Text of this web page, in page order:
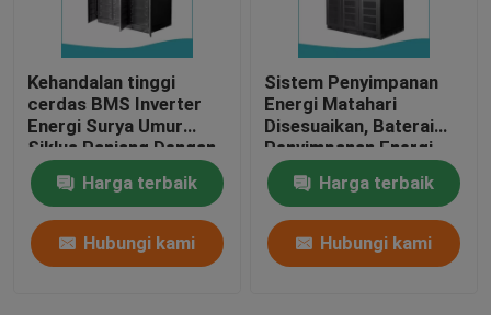
Kehandalan tinggi
cerdas BMS Inverter
Energi Surya Umur
Siklus Panjang Dengan
Baterai LiFePO4
Harga terbaik
Hubungi kami
Sistem Penyimpanan
Energi Matahari
Disesuaikan, Baterai
Penyimpanan Energi
Rumah 200A
Harga terbaik
Hubungi kami